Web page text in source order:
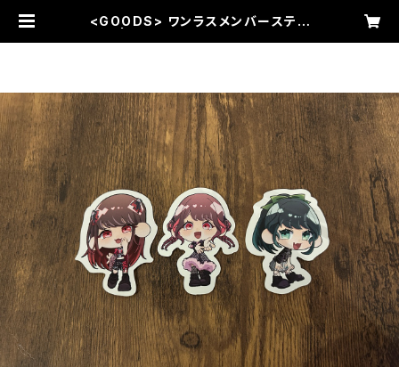
<GOODS> ワンラスメンバーステッ